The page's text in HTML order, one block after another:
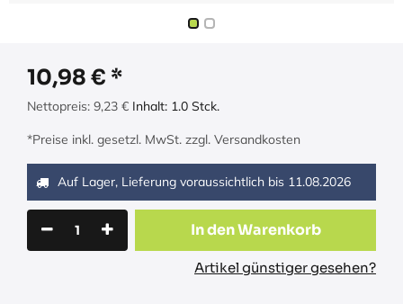
10,98 €
Nettopreis: 9,23 € Inhalt: 1.0 Stck.
*Preise inkl. gesetzl. MwSt. zzgl. Versandkosten
Auf Lager, Lieferung voraussichtlich bis 11.08.2026
In den Warenkorb
Artikel günstiger gesehen?